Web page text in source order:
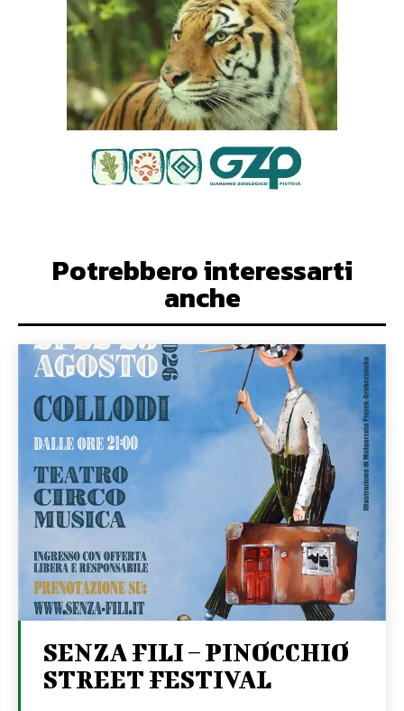
Potrebbero interessarti
anche
SENZA FILI – PINOCCHIO
STREET FESTIVAL